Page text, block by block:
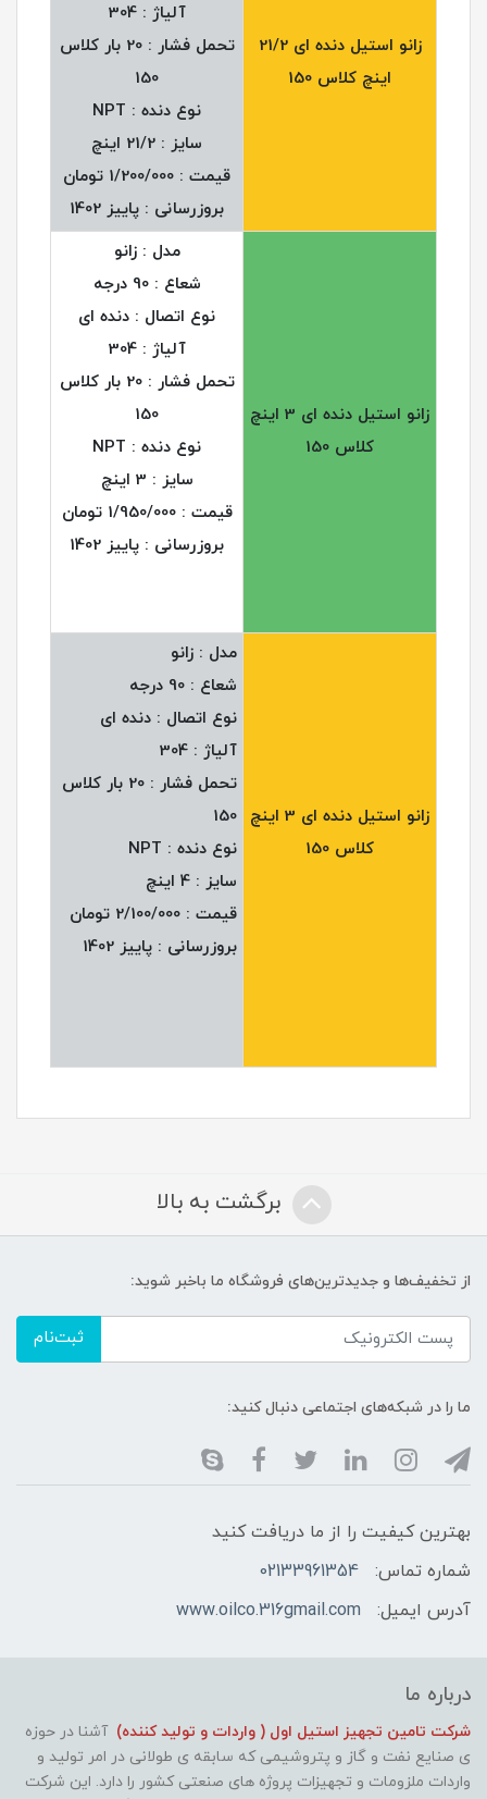
زانو استیل دنده ای 21/2
اینچ کلاس 150
آلیاژ : 304
تحمل فشار : 20 بار کلاس
150
نوع دنده : NPT
سایز : 21/2 اینچ
قیمت : 1/200/000 تومان
بروزرسانی : پاییز 1402
زانو استیل دنده ای 3 اینچ
کلاس 150
مدل : زانو
شعاع : 90 درجه
نوع اتصال : دنده ای
آلیاژ : 304
تحمل فشار : 20 بار کلاس
150
نوع دنده : NPT
سایز : 3 اینچ
قیمت : 1/950/000 تومان
بروزرسانی : پاییز 1402
زانو استیل دنده ای 3 اینچ
کلاس 150
مدل : زانو
شعاع : 90 درجه
نوع اتصال : دنده ای
آلیاژ : 304
تحمل فشار : 20 بار کلاس
150
نوع دنده : NPT
سایز : 4 اینچ
قیمت : 2/100/000 تومان
بروزرسانی : پاییز 1402
برگشت به بالا
از تخفیف‌ها و جدیدترین‌های فروشگاه ما باخبر شوید:
ثبت‌نام
ما را در شبکه‌های اجتماعی دنبال کنید:
بهترین کیفیت را از ما دریافت کنید
شماره تماس:
02133961354
آدرس ایمیل:
www.oilco.316gmail.com
درباره ما
شرکت تامین تجهیز استیل اول ( واردات و تولید کننده) آشنا در حوزه
ی صنایع نفت و گاز و پتروشیمی که سابقه ی طولانی در امر تولید و
واردات ملزومات و تجهیزات پروژه های صنعتی کشور را دارد. این شرکت